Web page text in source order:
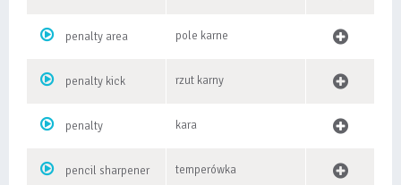
penalty area pole karne
penalty kick rzut karny
penalty kara
pencil sharpener temperówka